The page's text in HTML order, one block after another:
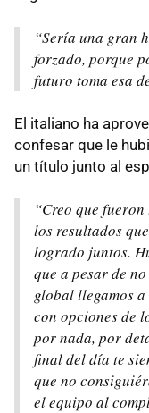
“Sería una gran
forzado, porque
futuro toma esa
El italiano ha
confesar que le
un título junto al
“Creo que
los resultados
logrado juntos.
que a pesar de
global llegamos
con opciones de
por nada, por
final del día te
que no
el equipo al